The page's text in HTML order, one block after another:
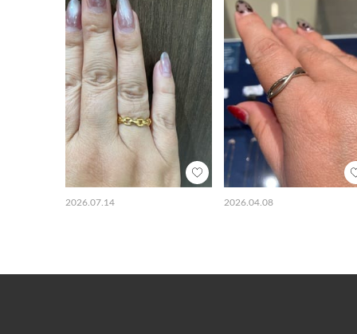
2026.07.14 2026.04.08